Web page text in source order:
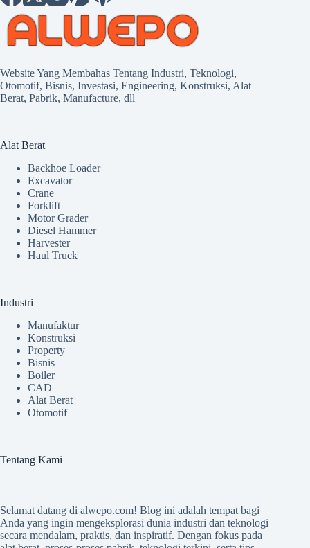
Website Yang Membahas Tentang Industri, Teknologi,
Otomotif, Bisnis, Investasi, Engineering, Konstruksi, Alat
Berat, Pabrik, Manufacture, dll
Alat Berat
Backhoe Loader
Excavator
Crane
Forklift
Motor Grader
Diesel Hammer
Harvester
Haul Truck
Industri
Manufaktur
Konstruksi
Property
Bisnis
Boiler
CAD
Alat Berat
Otomotif
Tentang Kami
Selamat datang di alwepo.com! Blog ini adalah tempat bagi
Anda yang ingin mengeksplorasi dunia industri dan teknologi
secara mendalam, praktis, dan inspiratif. Dengan fokus pada